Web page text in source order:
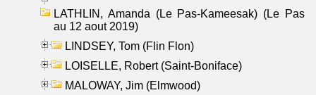
LATHLIN, Amanda (Le Pas-Kameesak) (Le Pas
au 12 aout 2019)
LINDSEY, Tom (Flin Flon)
LOISELLE, Robert (Saint-Boniface)
MALOWAY, Jim (Elmwood)